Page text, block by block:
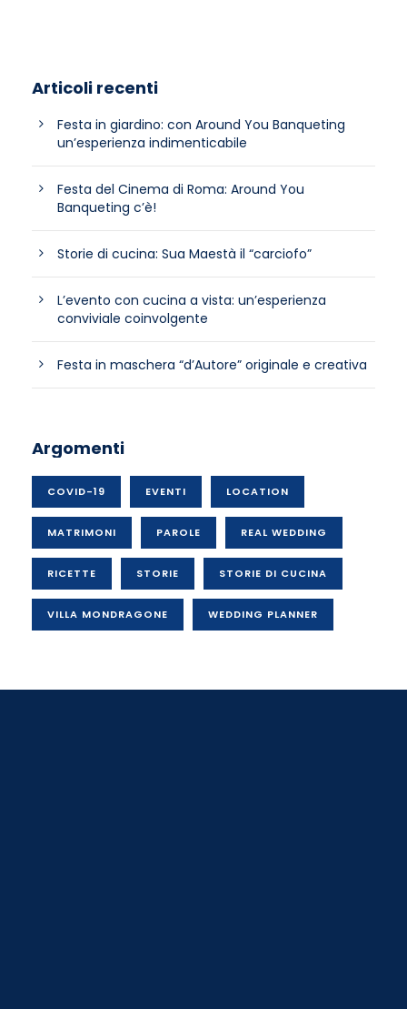
Articoli recenti
Festa in giardino: con Around You Banqueting
un’esperienza indimenticabile
Festa del Cinema di Roma: Around You
Banqueting c’è!
Storie di cucina: Sua Maestà il “carciofo”
L’evento con cucina a vista: un’esperienza
conviviale coinvolgente
Festa in maschera “d’Autore” originale e creativa
Argomenti
COVID-19 EVENTI LOCATION
MATRIMONI PAROLE REAL WEDDING
RICETTE STORIE STORIE DI CUCINA
VILLA MONDRAGONE WEDDING PLANNER